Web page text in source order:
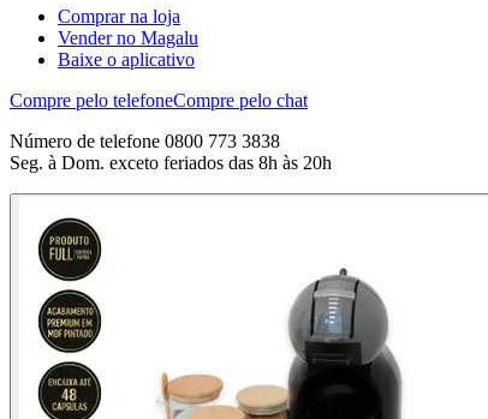
Comprar na loja
Vender no Magalu
Baixe o aplicativo
Compre pelo telefoneCompre pelo chat
Número de telefone 0800 773 3838
Seg. à Dom. exceto feriados das 8h às 20h